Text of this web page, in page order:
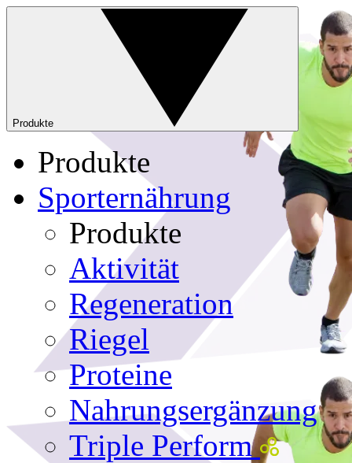
Produkte
Produkte
Sporternährung
Produkte
Aktivität
Regeneration
Riegel
Proteine
Nahrungsergänzung
Triple Perform